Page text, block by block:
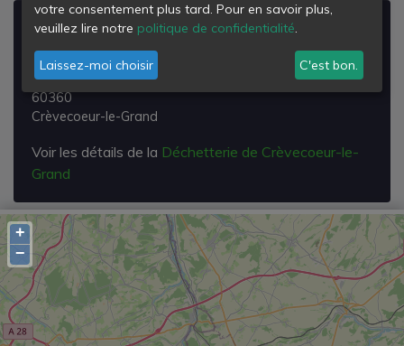
Déchetterie de Crèvecoeur-le-Grand
Route de Breteuil
Zi Parquet d'Alouettes
60360
Crèvecoeur-le-Grand
Voir les détails de la Déchetterie de Crèvecoeur-le-
Grand
+
−
votre consentement plus tard. Pour en savoir plus,
veuillez lire notre politique de confidentialité.
Laissez-moi choisir C'est bon.